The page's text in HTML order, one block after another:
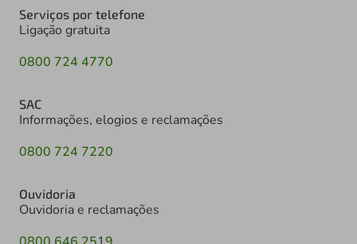
Serviços por telefone
Ligação gratuita
0800 724 4770
SAC
Informações, elogios e reclamações
0800 724 7220
Ouvidoria
Ouvidoria e reclamações